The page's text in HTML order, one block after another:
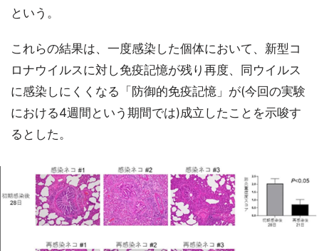
という。
これらの結果は、一度感染した個体において、新型コ
ロナウイルスに対し免疫記憶が残り再度、同ウイルス
に感染しにくくなる「防御的免疫記憶」が(今回の実験
における4週間という期間では)成立したことを示唆す
るとした。